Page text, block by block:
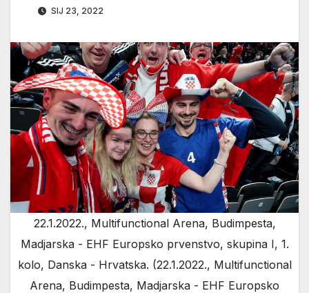
SIJ 23, 2022
22.1.2022., Multifunctional Arena, Budimpesta,
Madjarska - EHF Europsko prvenstvo, skupina I, 1.
kolo, Danska - Hrvatska. (22.1.2022., Multifunctional
Arena, Budimpesta, Madjarska - EHF Europsko